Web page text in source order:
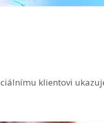
klientovi